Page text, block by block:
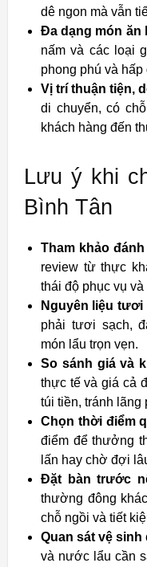
dê ngon mà vẫn
Đa dạng món ăn
nấm và các loại
phong phú và hấp
Vị trí thuận tiện,
di chuyển, có
khách hàng đến
Lưu ý khi
Bình Tân
Tham khảo
review từ thực
thái độ phục vụ
Nguyên liệu tươi
phải tươi sạch,
món lẩu trọn vẹn.
So sánh giá và
thực tế và giá cả
túi tiền, tránh lãng
Chọn thời điểm
điểm để thưởng
lấn hay chờ đợi
Đặt bàn trước
thường đông
chỗ ngồi và tiết
Quan sát vệ sinh
và nước lẩu cần